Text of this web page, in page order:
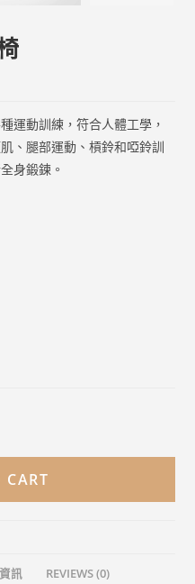
運動訓練，符合人體工學，
、腿部運動、槓鈴和啞鈴訓
身鍛鍊。
訊 REVIEWS (0)